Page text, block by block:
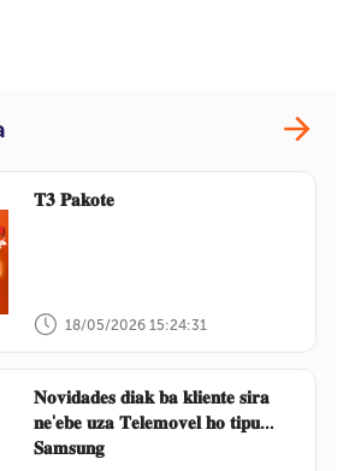
𝐓𝟑 𝐏𝐚𝐤𝐨𝐭𝐞
18/05/2026 15:24:31
𝐍𝐨𝐯𝐢𝐝𝐚𝐝𝐞𝐬 𝐝𝐢𝐚𝐤 𝐛𝐚 𝐤𝐥𝐢𝐞𝐧𝐭𝐞 𝐬𝐢𝐫𝐚
𝐧𝐞'𝐞𝐛𝐞 𝐮𝐳𝐚 𝐓𝐞𝐥𝐞𝐦𝐨𝐯𝐞𝐥 𝐡𝐨 𝐭𝐢𝐩𝐮
𝐒𝐚𝐦𝐬𝐮𝐧𝐠